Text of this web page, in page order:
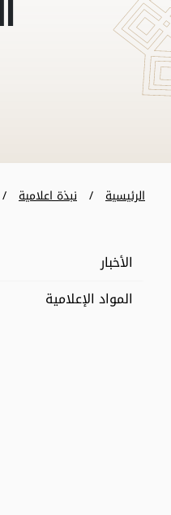
الرئيسية نبذة اعلامية
الأخبار
المواد الإعلامية